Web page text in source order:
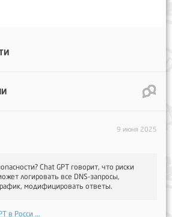
9 июня 2025
Chat GPT говорит, что риски
логировать все DNS-запросы,
модифицировать ответы.
в Росси ...